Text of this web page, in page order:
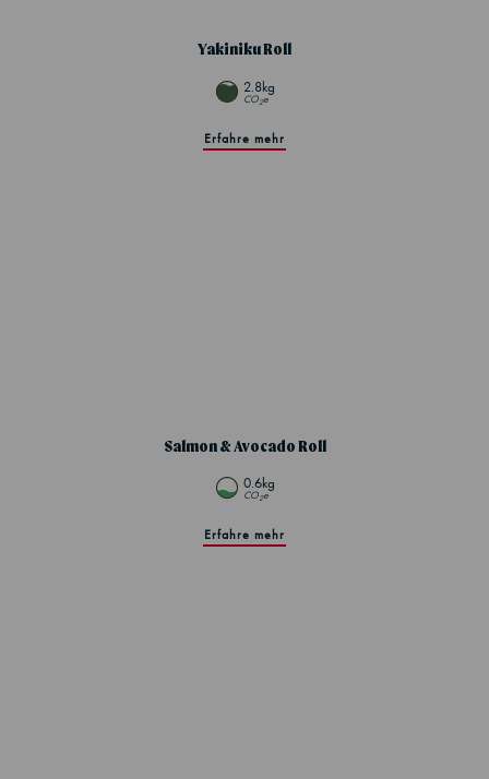
Yakiniku Roll
2.8kg
CO2e
Erfahre mehr
Salmon & Avocado Roll
0.6kg
CO2e
Erfahre mehr